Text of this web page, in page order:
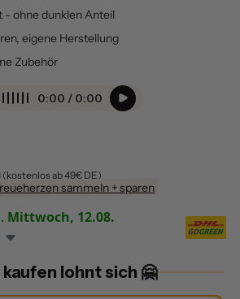
- ohne dunklen Anteil
eigene Herstellung
Zubehör
0:00 / 0:00
(kostenlos ab 49€ DE)
sammeln + sparen
Mittwoch, 12.08.
lohnt sich 🤗